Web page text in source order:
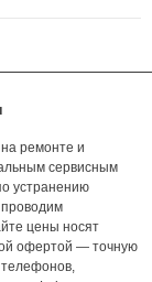
ремонте и
сервисным
устранению
проводим
цены носят
офертой — точную